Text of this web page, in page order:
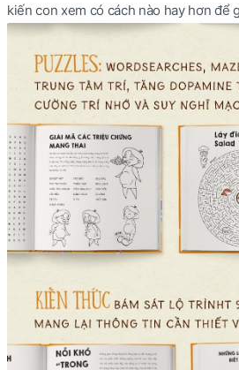
kiến con xem có cách nào hay hơn để